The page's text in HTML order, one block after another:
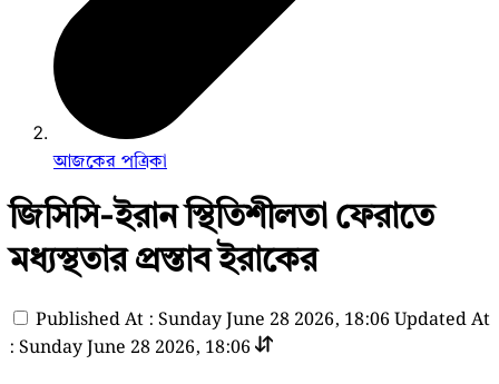
আজকের পত্রিকা
জিসিসি-ইরান স্থিতিশীলতা ফেরাতে
মধ্যস্থতার প্রস্তাব ইরাকের
Published At : Sunday June 28 2026, 18:06 Updated At
: Sunday June 28 2026, 18:06